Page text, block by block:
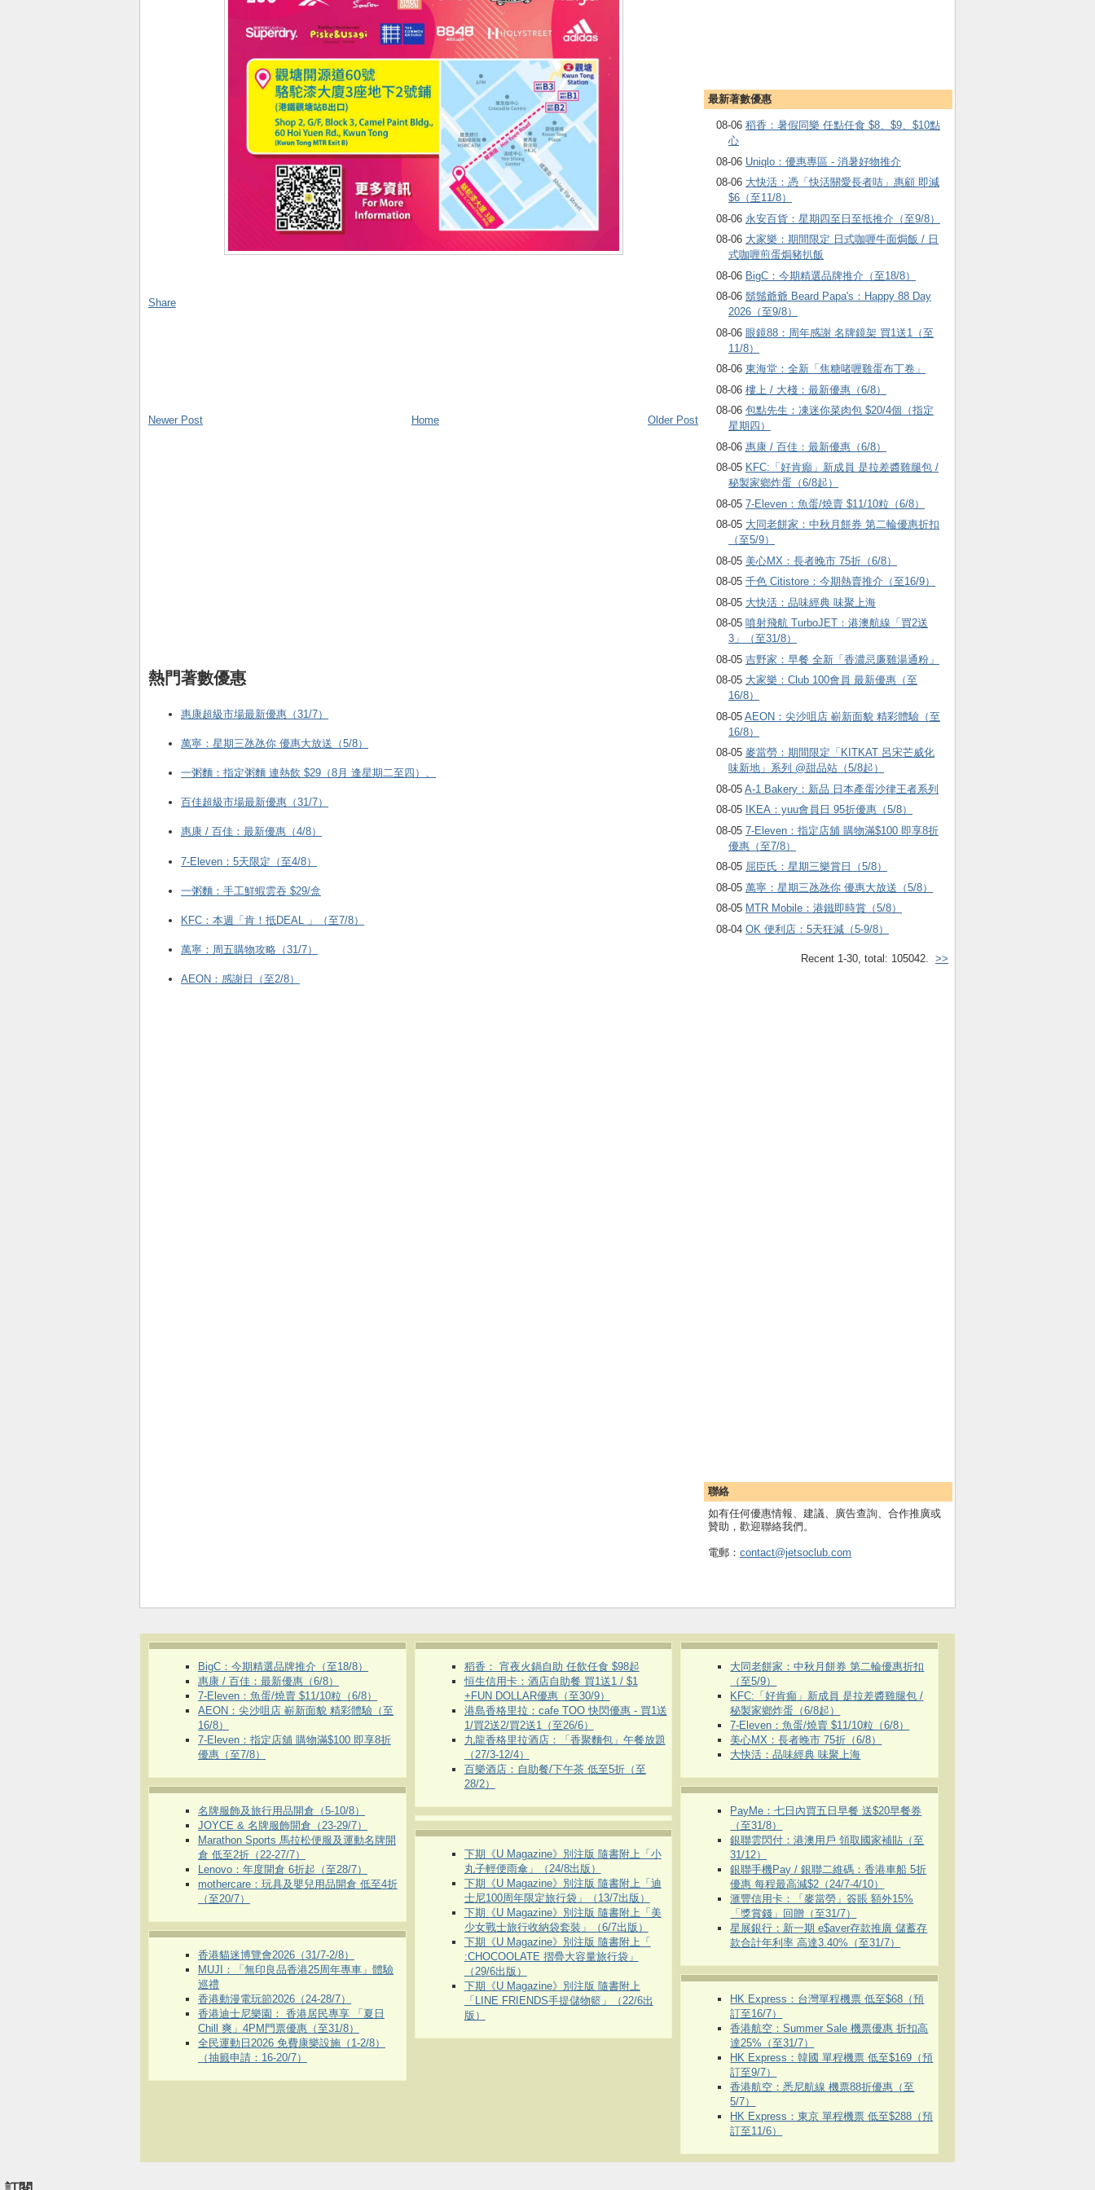
最新著數優惠
08-06 稻香：暑假同樂 任點任食 $8、$9、$10點
心
08-06 Uniqlo：優惠專區 - 消暑好物推介
08-06 大快活：憑「快活關愛長者咭」惠顧 即減
$6（至11/8）
08-06 永安百貨：星期四至日至抵推介（至9/8）
08-06 大家樂：期間限定 日式咖喱牛面焗飯 / 日
式咖喱煎蛋焗豬扒飯
08-06 BigC：今期精選品牌推介（至18/8）
08-06 鬍鬚爺爺 Beard Papa's：Happy 88 Day
2026（至9/8）
08-06 眼鏡88：周年感謝 名牌鏡架 買1送1（至
11/8）
08-06 東海堂：全新「焦糖啫喱雞蛋布丁卷」
08-06 樓上 / 大棧：最新優惠（6/8）
08-06 包點先生：凍迷你菜肉包 $20/4個（指定
星期四）
08-06 惠康 / 百佳：最新優惠（6/8）
08-05 KFC:「好肯癲」新成員 是拉差醬雞腿包 /
秘製家鄉炸蛋（6/8起）
08-05 7-Eleven：魚蛋/燒賣 $11/10粒（6/8）
08-05 大同老餅家：中秋月餅券 第二輪優惠折扣
（至5/9）
08-05 美心MX：長者晚市 75折（6/8）
08-05 千色 Citistore：今期熱賣推介（至16/9）
08-05 大快活：品味經典 味聚上海
08-05 噴射飛航 TurboJET：港澳航線「買2送
3」（至31/8）
08-05 吉野家：早餐 全新「香濃忌廉雞湯通粉」
08-05 大家樂：Club 100會員 最新優惠（至
16/8）
08-05 AEON：尖沙咀店 嶄新面貌 精彩體驗（至
16/8）
08-05 麥當勞：期間限定「KITKAT 呂宋芒威化
味新地」系列 @甜品站（5/8起）
08-05 A-1 Bakery：新品 日本產蛋沙律王者系列
08-05
IKEA：yuu會員日 95折優惠（5/8）
08-05 7-Eleven：指定店舖 購物滿$100 即享8折
優惠（至7/8）
08-05 屈臣氏：星期三樂賞日（5/8）
08-05 萬寧：星期三氹氹你 優惠大放送（5/8）
08-05 MTR Mobile：港鐵即時賞（5/8）
08-04 OK 便利店：5天狂減（5-9/8）
Recent 1-30, total: 105042. >>
聯絡
如有任何優惠情報、建議、廣告查詢、合作推廣或
贊助，歡迎聯絡我們。
電郵： contact@jetsoclub.com
Share
Newer Post Older Post
Home
熱門著數優惠
惠康超級市場最新優惠（31/7）
萬寧：星期三氹氹你 優惠大放送（5/8）
一粥麵：指定粥麵 連熱飲 $29（8月 逢星期二至四）、
百佳超級市場最新優惠（31/7）
惠康 / 百佳：最新優惠（4/8）
7-Eleven：5天限定（至4/8）
一粥麵：手工鮮蝦雲吞 $29/盒
KFC ：本週「肯！抵DEAL 」（至7/8）
萬寧：周五購物攻略（31/7）
AEON：感謝日（至2/8）
BigC：今期精選品牌推介（至18/8）
惠康 / 百佳：最新優惠（6/8）
7-Eleven：魚蛋/燒賣 $11/10粒（6/8）
AEON：尖沙咀店 嶄新面貌 精彩體驗（至
16/8）
7-Eleven：指定店舖 購物滿$100 即享8折
優惠（至7/8）
名牌服飾及旅行用品開倉（5-10/8）
JOYCE & 名牌服飾開倉（23-29/7）
Marathon Sports 馬拉松便服及運動名牌開
倉 低至2折（22-27/7）
Lenovo：年度開倉 6折起（至28/7）
mothercare：玩具及嬰兒用品開倉 低至4折
（至20/7）
香港貓迷博覽會2026（31/7-2/8）
MUJI：「無印良品香港25周年專車」體驗
巡禮
香港動漫電玩節2026（24-28/7）
香港迪士尼樂園： 香港居民專享 「夏日
Chill 爽」4PM門票優惠（至31/8）
全民運動日2026 免費康樂設施（1-2/8）
（抽籤申請：16-20/7）
稻香： 宵夜火鍋自助 任飲任食 $98起
恒生信用卡：酒店自助餐 買1送1 / $1
+FUN DOLLAR優惠（至30/9）
港島香格里拉：cafe TOO 快閃優惠 - 買1送
1/買2送2/買2送1（至26/6）
九龍香格里拉酒店：「香聚麵包」午餐放題
（27/3-12/4）
百樂酒店：自助餐/下午茶 低至5折（至
28/2）
下期《U Magazine》別注版 隨書附上「小
丸子輕便雨傘」（24/8出版）
下期《U Magazine》別注版 隨書附上「迪
士尼100周年限定旅行袋」（13/7出版）
下期《U Magazine》別注版 隨書附上「美
少女戰士旅行收納袋套裝」（6/7出版）
下期《U Magazine》別注版 隨書附上「
:CHOCOOLATE 摺疊大容量旅行袋」
（29/6出版）
下期《U Magazine》別注版 隨書附上
「LINE FRIENDS手提儲物籃」（22/6出
版）
大同老餅家：中秋月餅券 第二輪優惠折扣
（至5/9）
KFC:「好肯癲」新成員 是拉差醬雞腿包 /
秘製家鄉炸蛋（6/8起）
7-Eleven：魚蛋/燒賣 $11/10粒（6/8）
美心MX：長者晚市 75折（6/8）
大快活：品味經典 味聚上海
PayMe：七日內買五日早餐 送$20早餐券
（至31/8）
銀聯雲閃付：港澳用戶 領取國家補貼（至
31/12）
銀聯手機Pay / 銀聯二維碼：香港車船 5折
優惠 每程最高減$2（24/7-4/10）
滙豐信用卡：「麥當勞」簽賬 額外15%
「獎賞錢」回贈（至31/7）
星展銀行：新一期 e$aver存款推廣 儲蓄存
款合計年利率 高達3.40%（至31/7）
HK Express：台灣單程機票 低至$68（預
訂至16/7）
香港航空：Summer Sale 機票優惠 折扣高
達25%（至31/7）
HK Express：韓國 單程機票 低至$169（預
訂至9/7）
香港航空：悉尼航線 機票88折優惠（至
5/7）
HK Express：東京 單程機票 低至$288（預
訂至11/6）